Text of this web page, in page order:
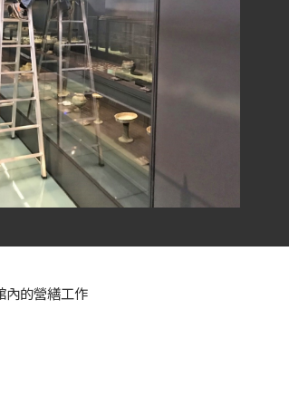
內的營繕工作